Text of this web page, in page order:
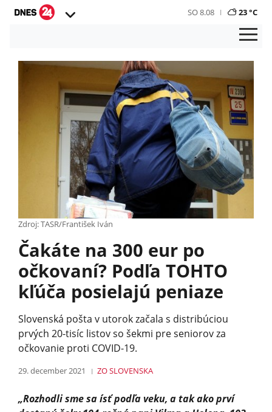
SO 8.08 23 °C
Zdroj: TASR/František Iván
Čakáte na 300 eur po
očkovaní? Podľa TOHTO
kľúča posielajú peniaze
Slovenská pošta v utorok začala s distribúciou
prvých 20-tisíc listov so šekmi pre seniorov za
očkovanie proti COVID-19.
29. december 2021 ZO SLOVENSKA
„Rozhodli sme sa ísť podľa veku, a tak ako prví